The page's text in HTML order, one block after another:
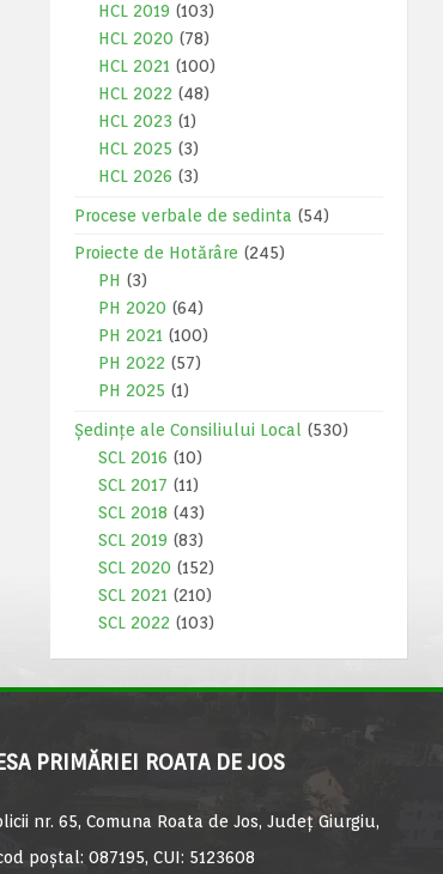
HCL 2019 (103)
HCL 2020 (78)
HCL 2021 (100)
HCL 2022 (48)
HCL 2023 (1)
HCL 2025 (3)
HCL 2026 (3)
Procese verbale de sedinta (54)
Proiecte de Hotărâre (245)
PH (3)
PH 2020 (64)
PH 2021 (100)
PH 2022 (57)
PH 2025 (1)
Ședințe ale Consiliului Local
(530)
SCL 2016 (10)
SCL 2017 (11)
SCL 2018 (43)
SCL 2019 (83)
SCL 2020 (152)
SCL 2021 (210)
SCL 2022 (103)
PRIMĂRIEI ROATA DE JOS
nr. 65, Comuna Roata de Jos, Județ Giurgiu,
poștal: 087195, CUI: 5123608